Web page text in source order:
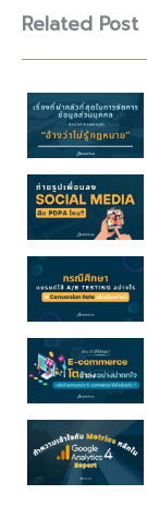
Related Post